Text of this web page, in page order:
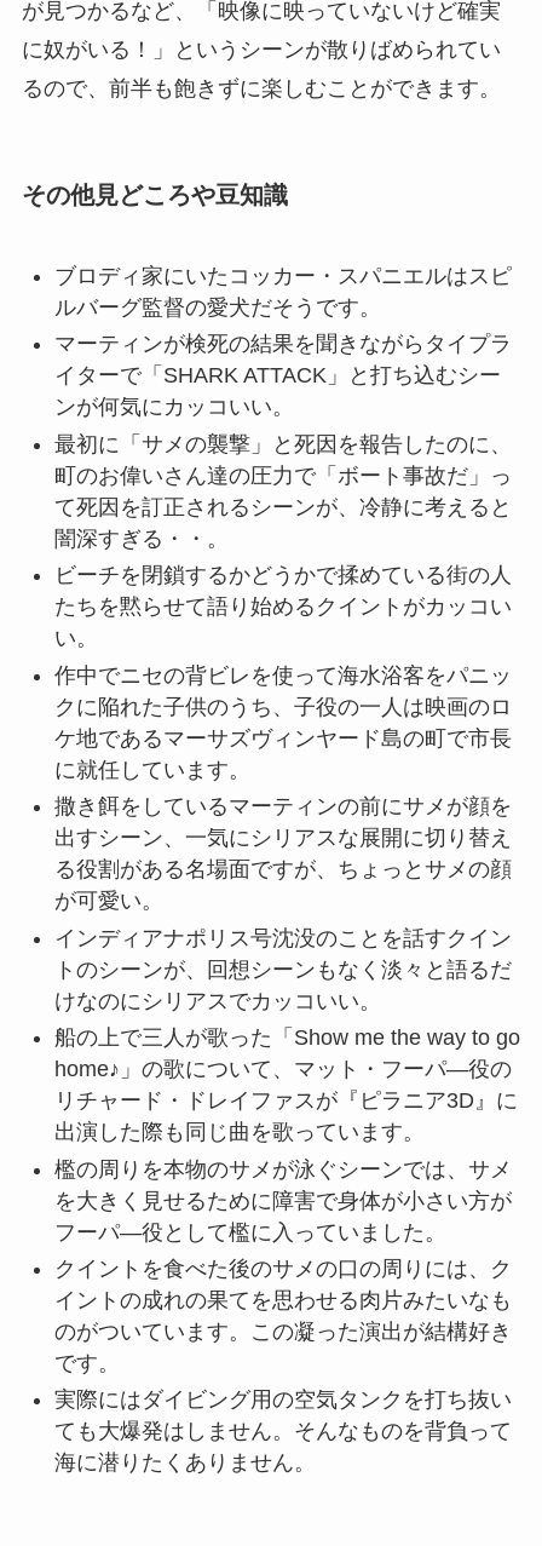
が見つかるなど、「映像に映っていないけど確実
に奴がいる！」というシーンが散りばめられてい
るので、前半も飽きずに楽しむことができます。
その他見どころや豆知識
ブロディ家にいたコッカー・スパニエルはスピ
ルバーグ監督の愛犬だそうです。
マーティンが検死の結果を聞きながらタイプラ
イターで「SHARK ATTACK」と打ち込むシー
ンが何気にカッコいい。
最初に「サメの襲撃」と死因を報告したのに、
町のお偉いさん達の圧力で「ボート事故だ」っ
て死因を訂正されるシーンが、冷静に考えると
闇深すぎる・・。
ビーチを閉鎖するかどうかで揉めている街の人
たちを黙らせて語り始めるクイントがカッコい
い。
作中でニセの背ビレを使って海水浴客をパニッ
クに陥れた子供のうち、子役の一人は映画のロ
ケ地であるマーサズヴィンヤード島の町で市長
に就任しています。
撒き餌をしているマーティンの前にサメが顔を
出すシーン、一気にシリアスな展開に切り替え
る役割がある名場面ですが、ちょっとサメの顔
が可愛い。
インディアナポリス号沈没のことを話すクイン
トのシーンが、回想シーンもなく淡々と語るだ
けなのにシリアスでカッコいい。
船の上で三人が歌った「Show me the way to go
home♪」の歌について、マット・フーパ―役の
リチャード・ドレイファスが『ピラニア3D』に
出演した際も同じ曲を歌っています。
檻の周りを本物のサメが泳ぐシーンでは、サメ
を大きく見せるために障害で身体が小さい方が
フーパ―役として檻に入っていました。
クイントを食べた後のサメの口の周りには、ク
イントの成れの果てを思わせる肉片みたいなも
のがついています。この凝った演出が結構好き
です。
実際にはダイビング用の空気タンクを打ち抜い
ても大爆発はしません。そんなものを背負って
海に潜りたくありません。